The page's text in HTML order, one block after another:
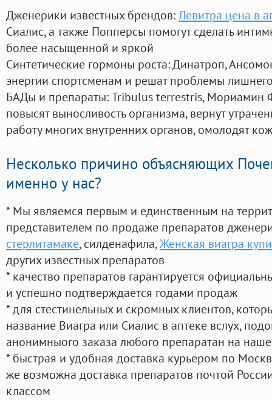
Дженерики известных брендов:Левитра цена в
Сиалис, а также Попперсы помогут сделать
более насыщенной и яркой
Синтетические гормоны роста: Динатроп,
энергии спортсменам и решат проблемы
БАДы и препараты:Tribulus terrestris, Мориамин
повысят выносливость организма, вернут
работу многих внутренних органов, омолодят
Несколько причино объясняющих
именно у нас?
* Мы являемся первым и единственным на
представителем по продаже препаратов
стерлитамаке, силденафила,Женская виагра
других известных препаратов
* качество препаратов гарантируется
и успешно подтверждается годами продаж
* для стестинельных и скромных клиентов,
название Виагра или Сиалис в аптеке вслух,
анонимныого заказа любого препаратан на
* быстрая и удобная доставка курьером по
же возможна доставка препаратов почтой
классом